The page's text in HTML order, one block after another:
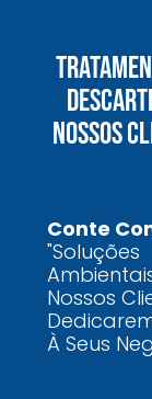
vê
serem
O que
químicos
e
garante
Por que
resíduos
indústria
Nossos
Conte
"Soluções
Nossos
À Seus